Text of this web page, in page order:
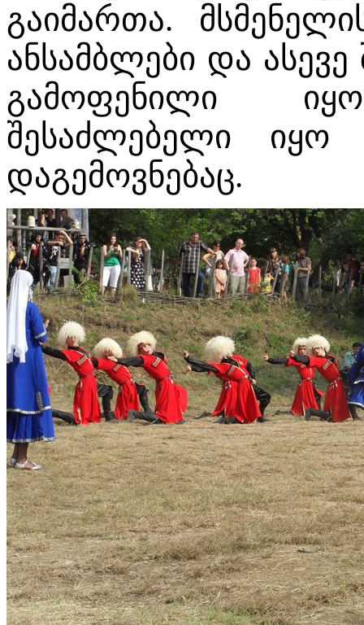
გაიმართა.
ანსამბლები და
გამოფენილი
შესაძლებელი იყო
დაგემოვნებაც.